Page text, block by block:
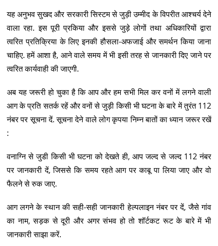
यह अनुभव सुखद और सरकारी सिस्टम से जुड़ी उम्मीद के विपरीत आश्चर्य देने
वाला रहा. इस पूरी प्रकिया और इससे जुड़े लोगों तथा अधिकारियों द्वारा
त्वरित प्रतिक्रिया के लिए इनकी हौसला-अफजाई और समर्थन किया जाना
चाहिए. हमें आशा है, आने वाले समय में भी इसी तरह से जानकारी दिए जाने पर
त्वरित कार्यवाही की जाएगी.
अब यह जरूरी हो चुका है कि आप और हम सभी मिल कर वनों में लगने वाली
आग के प्रति सतर्क रहें और वनों से जुड़ी किसी भी घटना के बारे में तुरंत 112
नंबर पर सूचना दें. सूचना देने वाले लोग कृपया निम्न बातों का ध्यान जरूर रखें
:
वनाग्नि से जुडी किसी भी घटना को देखते ही, आप जल्द से जल्द 112 नंबर
पर जानकारी दें, जिससे कि समय रहते आग पर काबू पा लिया जाए और वो
फैलने से रुक जाए.
आग लगने के स्थान की सही-सही जानकारी हेल्पलाइन नंबर पर दें, जैसे गांव
का नाम, सड़क से दूरी और अगर संभव हो तो शॉर्टकट रूट के बारे में भी
जानकारी साझा करें.